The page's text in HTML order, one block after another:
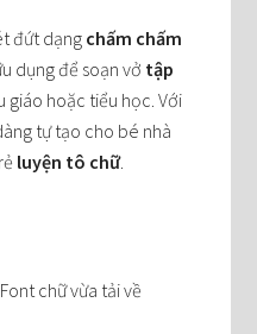
đứt dạng chấm chấm
dụng để soạn vở tập
hoặc tiểu học. Với
tự tạo cho bé nhà
luyện tô chữ.
chữ vừa tải về